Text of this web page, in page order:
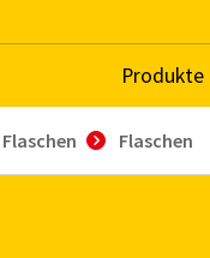
Pro­duk­te
Flaschen